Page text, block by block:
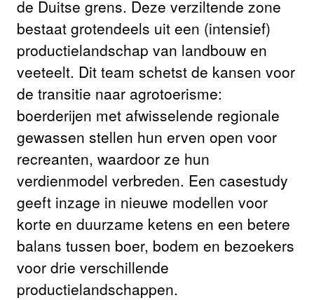
de Duitse grens. Deze verziltende zone
bestaat grotendeels uit een (intensief)
productielandschap van landbouw en
veeteelt. Dit team schetst de kansen voor
de transitie naar agrotoerisme:
boerderijen met afwisselende regionale
gewassen stellen hun erven open voor
recreanten, waardoor ze hun
verdienmodel verbreden. Een casestudy
geeft inzage in nieuwe modellen voor
korte en duurzame ketens en een betere
balans tussen boer, bodem en bezoekers
voor drie verschillende
productielandschappen.